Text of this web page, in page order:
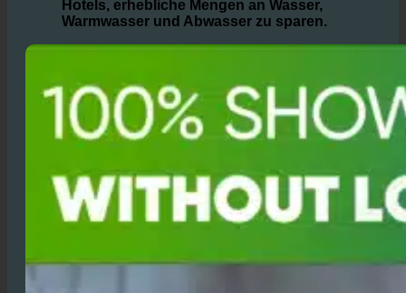
innovative Lösung, dieermöglicht es
Hotels, erhebliche Mengen an Wasser,